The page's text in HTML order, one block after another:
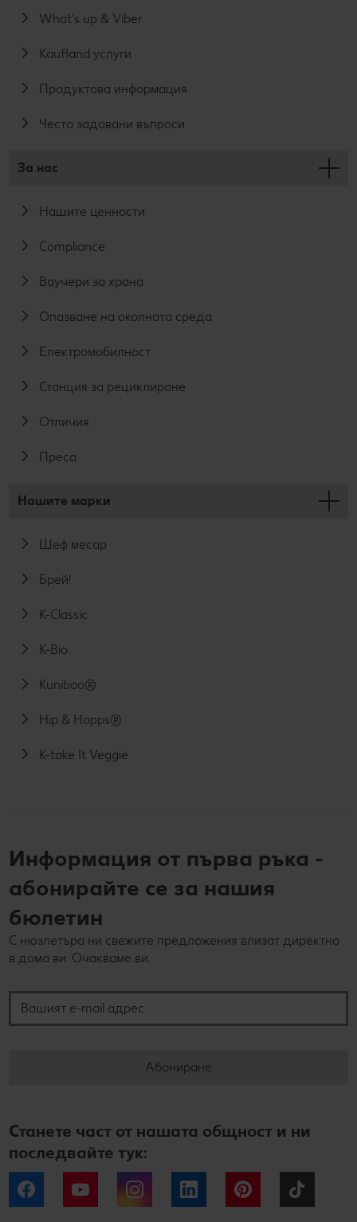
What's up & Viber
Kaufland услуги
Продуктова информация
Често задавани въпроси
За нас
Нашите ценности
Compliance
Ваучери за храна
Опазване на околната среда
Електромобилност
Станция за рециклиране
Отличия
Преса
Нашите марки
Шеф месар
Брей!
K-Classic
K-Bio
Kuniboo®
Hip & Hopps®
K-take It Veggie
Информация от първа ръка -
абонирайте се за нашия
бюлетин
С нюзлетъра ни свежите предложения влизат директно
в дома ви. Очакваме ви.
Абониране
Станете част от нашата общност и ни
последвайте тук:
Facebook YouTube Instagram LinkedIn Pinterest